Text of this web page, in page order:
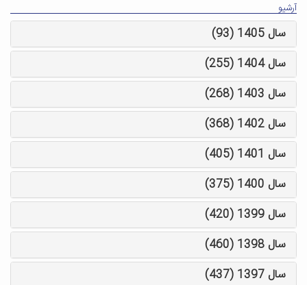
آرشیو
سال 1405 (93)
سال 1404 (255)
سال 1403 (268)
سال 1402 (368)
سال 1401 (405)
سال 1400 (375)
سال 1399 (420)
سال 1398 (460)
سال 1397 (437)